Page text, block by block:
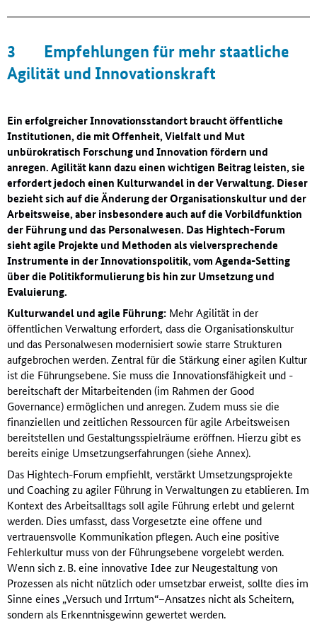
3
Empfehlungen für mehr staatliche
Agilität und Innovationskraft
Ein erfolgreicher Innovationsstandort braucht öffentliche
Institutionen, die mit Offenheit, Vielfalt und Mut
unbürokratisch Forschung und Innovation fördern und
anregen. Agilität kann dazu einen wichtigen Beitrag leisten, sie
erfordert jedoch einen Kulturwandel in der Verwaltung. Dieser
bezieht sich auf die Änderung der Organisationskultur und der
Arbeitsweise, aber insbesondere auch auf die Vorbildfunktion
der Führung und das Personalwesen. Das Hightech-Forum
sieht agile Projekte und Methoden als vielversprechende
Instrumente in der Innovationspolitik, vom Agenda-Setting
über die Politikformulierung bis hin zur Umsetzung und
Evaluierung.
Kulturwandel und agile Führung: Mehr Agilität in der
öffentlichen Verwaltung erfordert, dass die Organisationskultur
und das Personalwesen modernisiert sowie starre Strukturen
aufgebrochen werden. Zentral für die Stärkung einer agilen Kultur
ist die Führungsebene. Sie muss die Innovationsfähigkeit und -
bereitschaft der Mitarbeitenden (im Rahmen der Good
Governance) ermöglichen und anregen. Zudem muss sie die
finanziellen und zeitlichen Ressourcen für agile Arbeitsweisen
bereitstellen und Gestaltungsspielräume eröffnen. Hierzu gibt es
bereits einige Umsetzungserfahrungen (siehe Annex).
Das Hightech-Forum empfiehlt, verstärkt Umsetzungsprojekte
und Coaching zu agiler Führung in Verwaltungen zu etablieren. Im
Kontext des Arbeitsalltags soll agile Führung erlebt und gelernt
werden. Dies umfasst, dass Vorgesetzte eine offene und
vertrauensvolle Kommunikation pflegen. Auch eine positive
Fehlerkultur muss von der Führungsebene vorgelebt werden.
Wenn sich z. B. eine innovative Idee zur Neugestaltung von
Prozessen als nicht nützlich oder umsetzbar erweist, sollte dies im
Sinne eines „Versuch und Irrtum“–Ansatzes nicht als Scheitern,
sondern als Erkenntnisgewinn gewertet werden.